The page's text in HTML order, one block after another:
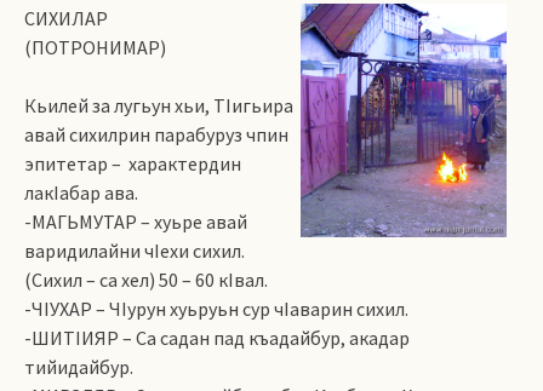
СИХИЛАР
(ПОТРОНИМАР)
Кьилей за лугьун хьи, ТIигьира
авай сихилрин парабуруз чпин
эпитетар – характердин
лакIабар ава.
-МАГЬМУТАР – хуьре авай
варидилайни чIехи сихил.
(Сихил – са хел) 50 – 60 кIвал.
-ЧIУХАР – ЧIурун хуьруьн сур чIаварин сихил.
-ШИТIИЯР – Са садан пад къадайбур, акадар
тийидайбур.